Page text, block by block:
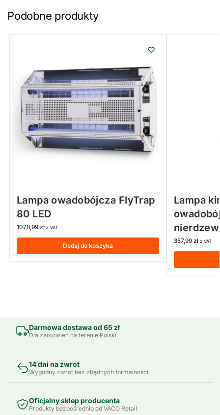
Podobne produkty
Lampa owadobójcza FlyTrap
80 LED
1078,99 zł z VAT
Dodaj do koszyka
Lampa
357,99 zł z VAT
Darmowa dostawa od 65 zł
Dla zamówień na terenie Polski
14 dni na zwrot
Wygodny zwrot bez zbędnych formalności
Oficjalny sklep producenta
Produkty bezpośrednio od VACO Retail